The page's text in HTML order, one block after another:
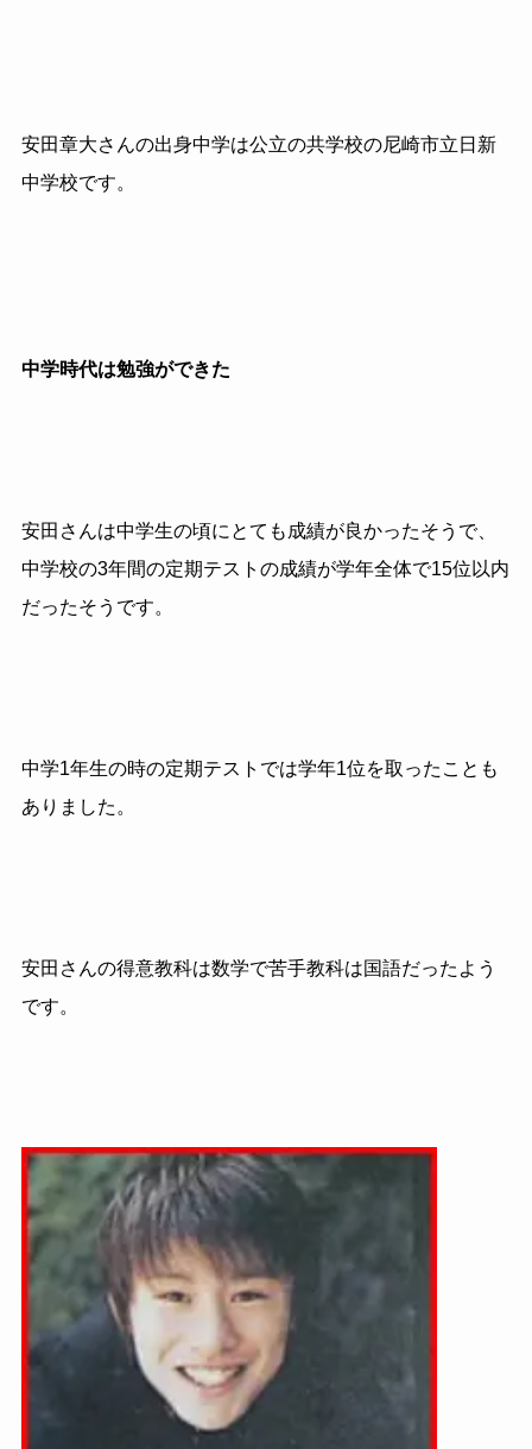
安田章大さんの出身中学は公立の共学校の尼崎市立日新
中学校です。
中学時代は勉強ができた
安田さんは中学生の頃にとても成績が良かったそうで、
中学校の3年間の定期テストの成績が学年全体で15位以内
だったそうです。
中学1年生の時の定期テストでは学年1位を取ったことも
ありました。
安田さんの得意教科は数学で苦手教科は国語だったよう
です。